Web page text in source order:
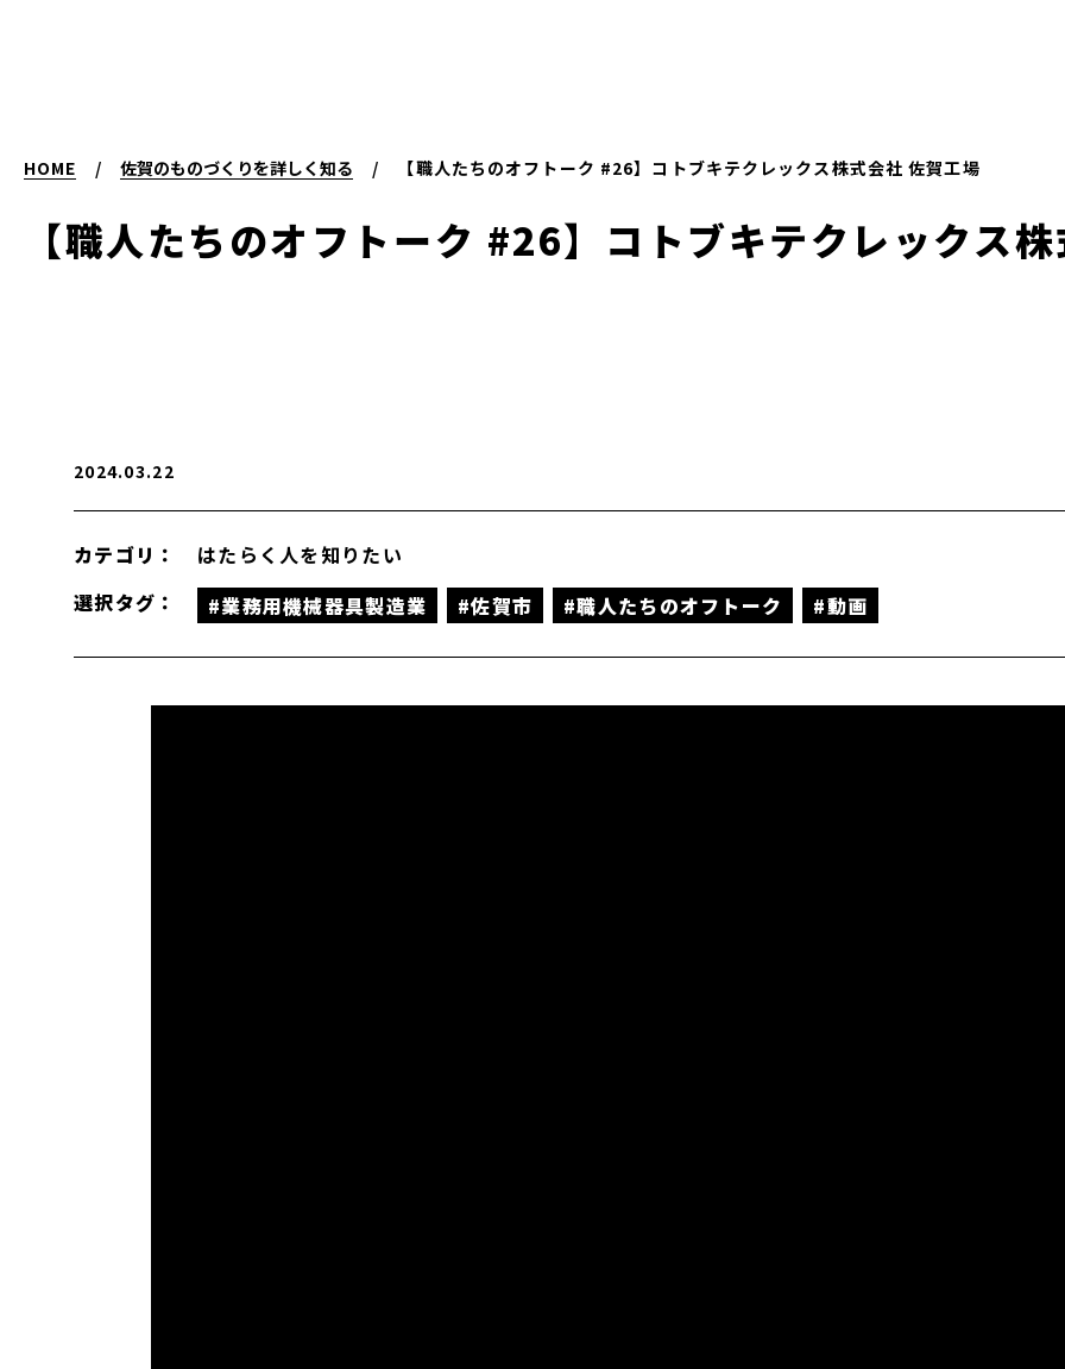
HOME / 佐賀のものづくりを詳しく知る / 【職人たちのオフトーク #26】コトブキテクレックス株式会社 佐賀工場
【職人たちのオフトーク #26】コトブキテクレックス
2024.03.22
カテゴリ：
はたらく人を知りたい
選択タグ：
#業務用機械器具製造業 #佐賀市 #職人たちのオフトーク #動画